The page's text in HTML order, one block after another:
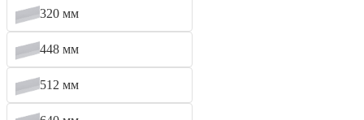
320 мм
448 мм
512 мм